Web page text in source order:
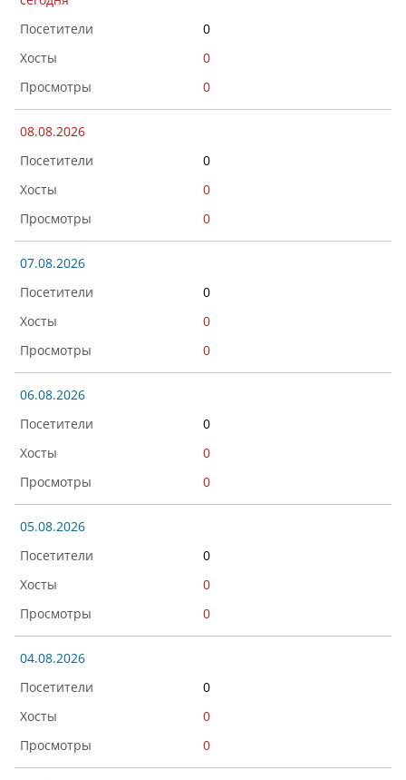
0
0
0
08.08.2026
0
0
0
07.08.2026
0
0
0
06.08.2026
0
0
0
05.08.2026
0
0
0
04.08.2026
0
0
0